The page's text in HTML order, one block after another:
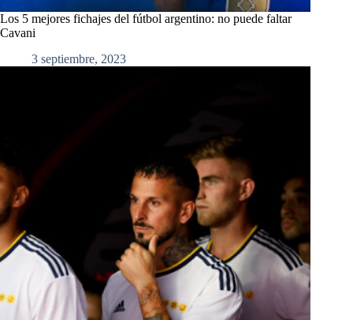
Los 5 mejores fichajes del fútbol argentino: no puede faltar
Cavani
3 septiembre, 2023